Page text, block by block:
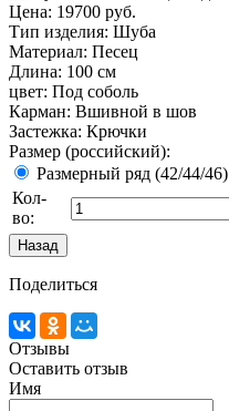
Цена: 19700 руб.
Тип изделия: Шуба
Материал: Песец
Длина: 100 см
цвет: Под соболь
Карман: Вшивной в шов
Застежка: Крючки
Размер (российский):
Размерный ряд (42/44/46)
Кол-
во:
Поделиться
Отзывы
Оставить отзыв
Имя